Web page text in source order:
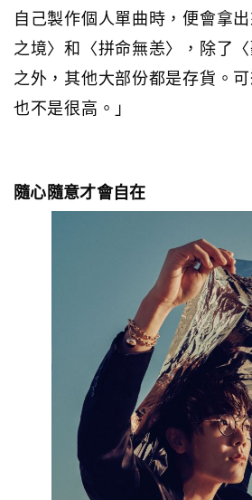
自己製作個人單曲時，便會拿
之境〉和〈拼命無恙〉，除了
之外，其他大部份都是存貨。
也不是很高。」
隨心隨意才會自在